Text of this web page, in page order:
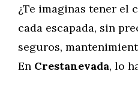
¿Te imaginas tener el
cada escapada, sin
seguros,
En Crestanevada, lo